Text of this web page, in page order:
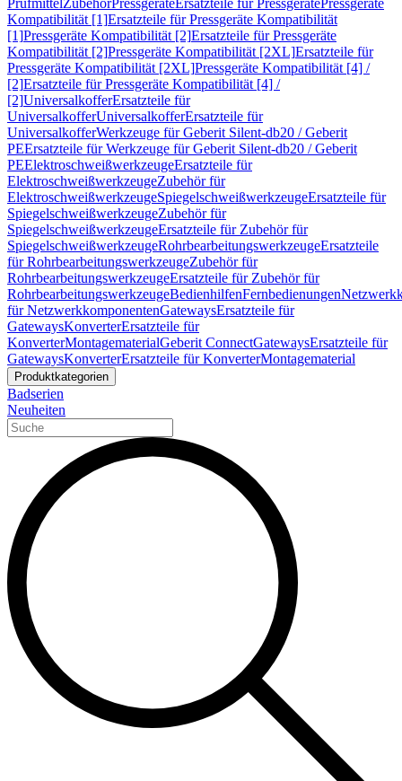
PrüfmittelZubehörPressgeräteErsatzteile für PressgerätePressgeräte
Kompatibilität [1]Ersatzteile für Pressgeräte Kompatibilität
[1]Pressgeräte Kompatibilität [2]Ersatzteile für Pressgeräte
Kompatibilität [2]Pressgeräte Kompatibilität [2XL]Ersatzteile für
Pressgeräte Kompatibilität [2XL]Pressgeräte Kompatibilität [4] /
[2]Ersatzteile für Pressgeräte Kompatibilität [4] /
[2]UniversalkofferErsatzteile für
UniversalkofferUniversalkofferErsatzteile für
UniversalkofferWerkzeuge für Geberit Silent-db20 / Geberit
PEErsatzteile für Werkzeuge für Geberit Silent-db20 / Geberit
PEElektroschweißwerkzeugeErsatzteile für
ElektroschweißwerkzeugeZubehör für
ElektroschweißwerkzeugeSpiegelschweißwerkzeugeErsatzteile für
SpiegelschweißwerkzeugeZubehör für
SpiegelschweißwerkzeugeErsatzteile für Zubehör für
SpiegelschweißwerkzeugeRohrbearbeitungswerkzeugeErsatzteile
für RohrbearbeitungswerkzeugeZubehör für
RohrbearbeitungswerkzeugeErsatzteile für Zubehör für
RohrbearbeitungswerkzeugeBedienhilfenFernbedienungen
für NetzwerkkomponentenGatewaysErsatzteile für
GatewaysKonverterErsatzteile für
KonverterMontagematerialGeberit ConnectGatewaysErsatzteile für
GatewaysKonverterErsatzteile für KonverterMontagematerial
Produktkategorien
Badserien
Neuheiten